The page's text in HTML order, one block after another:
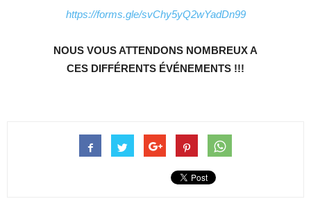
https://forms.gle/svChy5yQ2wYadDn99
NOUS VOUS ATTENDONS NOMBREUX A
CES DIFFÉRENTS ÉVÉNEMENTS !!!